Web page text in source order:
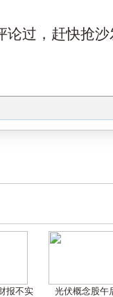
论过，赶快抢沙
报不实 光伏概念股午